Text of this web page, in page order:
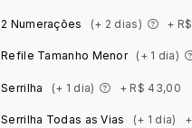
2 Numerações (+ 2 dias) +
Refile Tamanho Menor (+ 1 dia)
Serrilha (+ 1 dia) + R$ 43,00
Serrilha Todas as Vias (+ 1 dia)